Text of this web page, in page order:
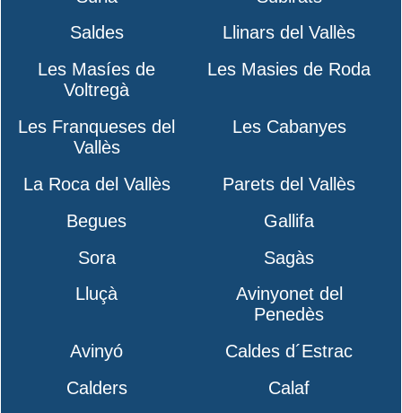
Saldes
Llinars del Vallès
Les Masíes de
Voltregà
Les Masies de Roda
Les Franqueses del
Vallès
Les Cabanyes
La Roca del Vallès
Parets del Vallès
Begues
Gallifa
Sora
Sagàs
Lluçà
Avinyonet del
Penedès
Avinyó
Caldes d´Estrac
Calders
Calaf